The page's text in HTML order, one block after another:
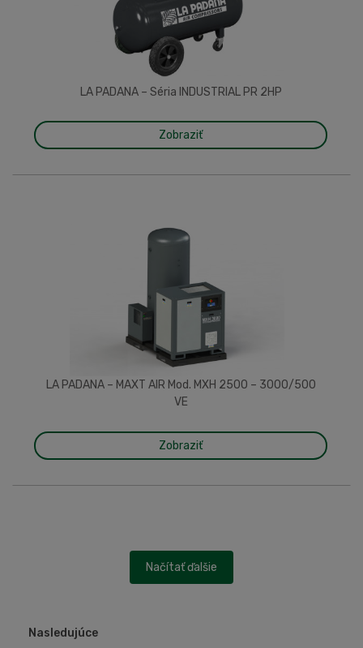
LA PADANA – Séria INDUSTRIAL PR 2HP
Zobraziť
LA PADANA – MAXT AIR Mod. MXH 2500 – 3000/500
VE
Zobraziť
Načítať ďalšie
Nasledujúce